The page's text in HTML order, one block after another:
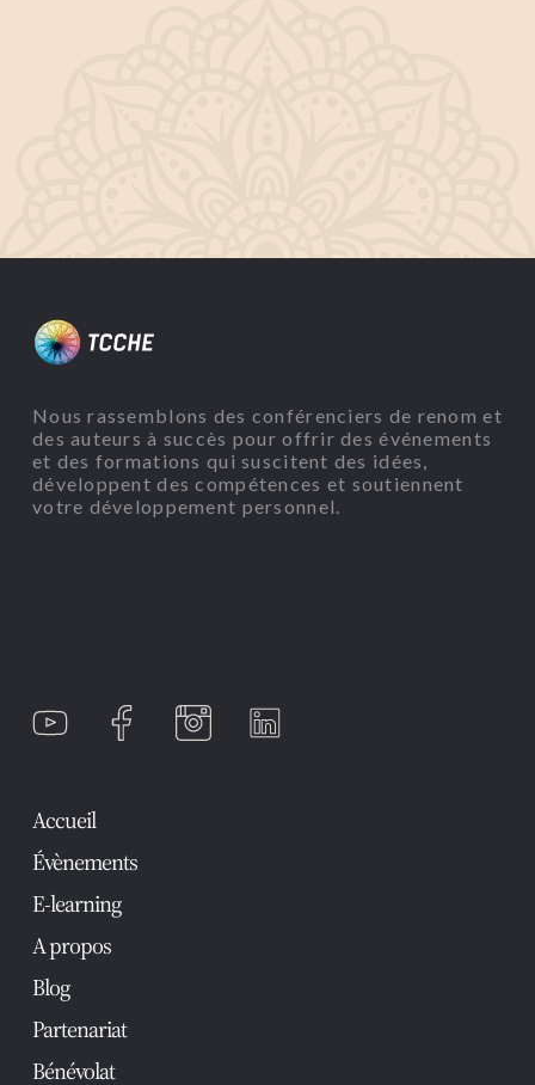
Nous rassemblons des conférenciers de renom et
des auteurs à succès pour offrir des événements
et des formations qui suscitent des idées,
développent des compétences et soutiennent
votre développement personnel.
Accueil
Évènements
E-learning
A propos
Blog
Partenariat
Bénévolat